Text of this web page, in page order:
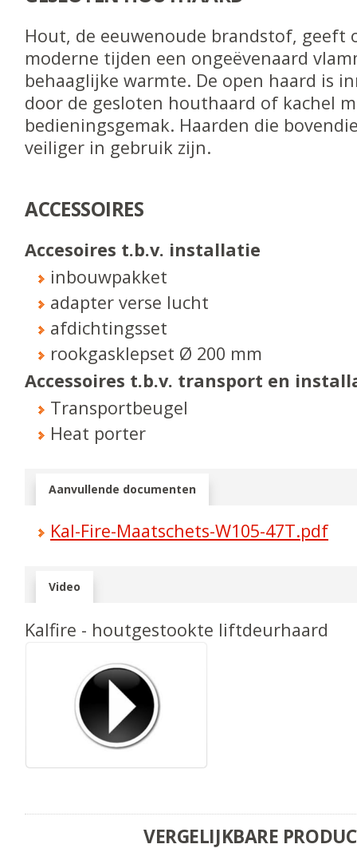
Hout, de eeuwenoude brandstof, geeft
moderne tijden een ongeëvenaard
behaaglijke warmte. De open haard is
door de gesloten houthaard of kachel
bedieningsgemak. Haarden die
veiliger in gebruik zijn.
ACCESSOIRES
Accesoires t.b.v. installatie
inbouwpakket
adapter verse lucht
afdichtingsset
rookgasklepset Ø 200 mm
Accessoires t.b.v. transport en
Transportbeugel
Heat porter
Aanvullende documenten
Kal-Fire-Maatschets-W105-47T.pdf
Video
Kalfire - houtgestookte liftdeurhaard
VERGELIJKBARE